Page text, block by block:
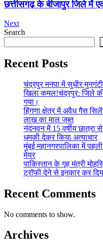
छत्तीसगढ़ के बीजापुर जिले में
Next
Search
Recent Posts
चंद्रपुर मनपा में सुधीर
खिला कमल!चंद्रपुर: जिले
गया।
हिंगणा क्षेत्र में अवैध गैस
लाख का माल जब्त
नंदनवन में 15 वर्षीय छात्रा
धमकी देकर किया अत्याचार
मुंबई महानगरपालिका में
मेयर
पाकिस्तान के गृह मंत्री
ट्रॉफी देने से इनकार कर
Recent Comments
No comments to show.
Archives